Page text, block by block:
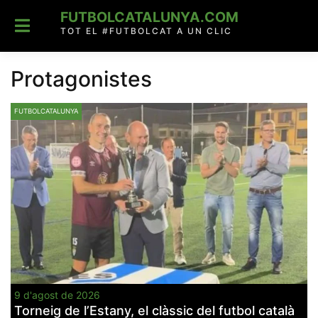
content
FUTBOLCATALUNYA.COM
TOT EL #FUTBOLCAT A UN CLIC
Protagonistes
FUTBOLCATALUNYA
9 d'agost de 2026
Torneig de l’Estany, el clàssic del futbol català